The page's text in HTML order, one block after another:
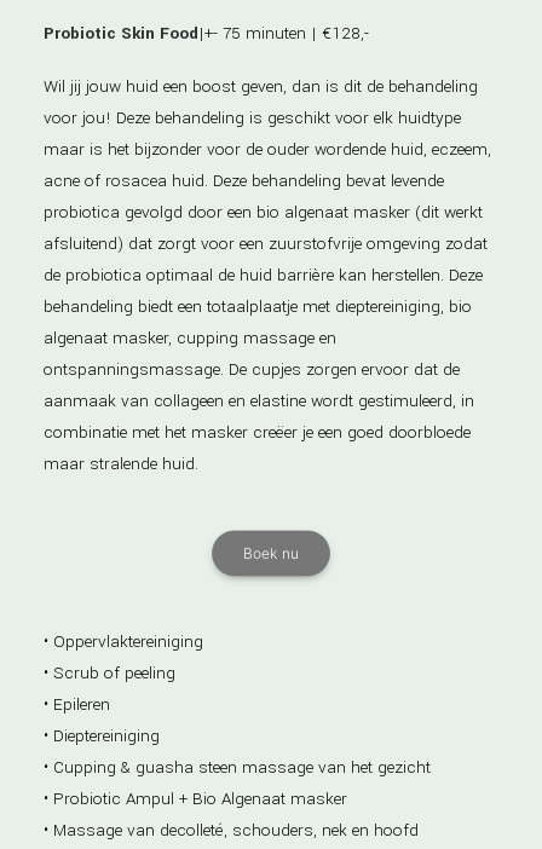
Probiotic Skin Food|+- 75 minuten | €128,-
Wil jij jouw huid een boost geven, dan is dit de behandeling
voor jou! Deze behandeling is geschikt voor elk huidtype
maar is het bijzonder voor de ouder wordende huid, eczeem,
acne of rosacea huid. Deze behandeling bevat levende
probiotica gevolgd door een bio algenaat masker (dit werkt
afsluitend) dat zorgt voor een zuurstofvrije omgeving zodat
de probiotica optimaal de huid barrière kan herstellen. Deze
behandeling biedt een totaalplaatje met dieptereiniging, bio
algenaat masker, cupping massage en
ontspanningsmassage. De cupjes zorgen ervoor dat de
aanmaak van collageen en elastine wordt gestimuleerd, in
combinatie met het masker creëer je een goed doorbloede
maar stralende huid.
Boek nu
• Oppervlaktereiniging
• Scrub of peeling
• Epileren
• Dieptereiniging
• Cupping & guasha steen massage van het gezicht
• Probiotic Ampul + Bio Algenaat masker
• Massage van decolleté, schouders, nek en hoofd